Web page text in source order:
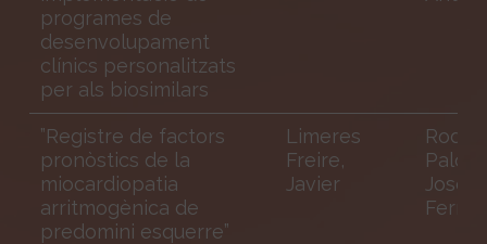
programes de
desenvolupament
clínics personalitzats
per als biosimilars
”Registre de factors
pronòstics de la
miocardiopatia
arritmogènica de
predomini esquerre”
Limeres
Freire,
Javier
Jose